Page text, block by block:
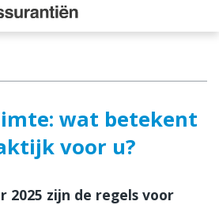
wat betekent
voor u?
2025 zijn de regels voor